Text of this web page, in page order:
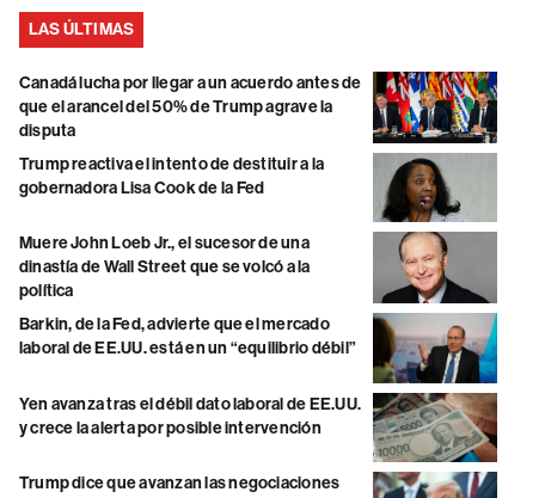
LAS ÚLTIMAS
Canadá lucha por llegar a un acuerdo antes de
que el arancel del 50% de Trump agrave la
disputa
Trump reactiva el intento de destituir a la
gobernadora Lisa Cook de la Fed
Muere John Loeb Jr., el sucesor de una
dinastía de Wall Street que se volcó a la
política
Barkin, de la Fed, advierte que el mercado
laboral de EE.UU. está en un “equilibrio débil”
Yen avanza tras el débil dato laboral de EE.UU.
y crece la alerta por posible intervención
Trump dice que avanzan las negociaciones